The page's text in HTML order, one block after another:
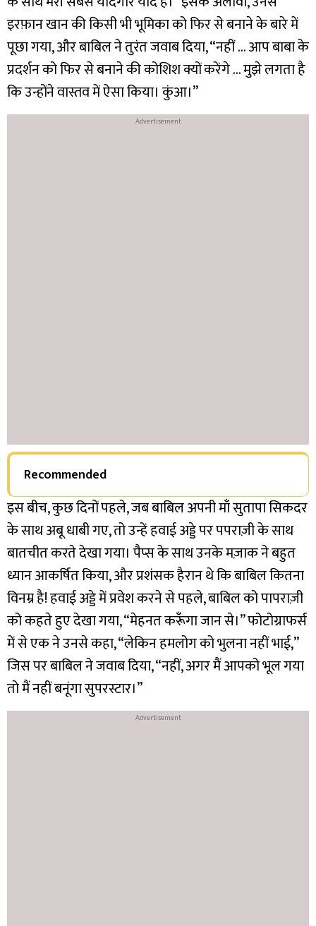
इरफ़ान खान की किसी भी भूमिका को फिर से बनाने के बारे में
पूछा गया, और बाबिल ने तुरंत जवाब दिया, “नहीं … आप बाबा के
प्रदर्शन को फिर से बनाने की कोशिश क्यों करेंगे … मुझे लगता है
कि उन्होंने वास्तव में ऐसा किया। कुंआ।”
Recommended
इस बीच, कुछ दिनों पहले, जब बाबिल अपनी माँ सुतापा सिकदर
के साथ अबू धाबी गए, तो उन्हें हवाई अड्डे पर पपराज़ी के साथ
बातचीत करते देखा गया। पैप्स के साथ उनके मज़ाक ने बहुत
ध्यान आकर्षित किया, और प्रशंसक हैरान थे कि बाबिल कितना
विनम्र है! हवाई अड्डे में प्रवेश करने से पहले, बाबिल को पापराज़ी
को कहते हुए देखा गया, “मेहनत करूँगा जान से।” फोटोग्राफर्स
में से एक ने उनसे कहा, “लेकिन हमलोग को भुलना नहीं भाई,”
जिस पर बाबिल ने जवाब दिया, “नहीं, अगर मैं आपको भूल गया
तो मैं नहीं बनूंगा सुपरस्टार।”